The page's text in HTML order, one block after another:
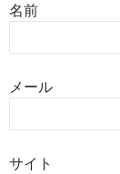
名前
メール
サイト